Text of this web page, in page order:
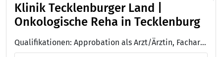
Klinik Tecklenburger Land |
Onkologische Reha in Tecklenburg
Qualifikationen: Approbation als Arzt/Ärztin, Facharzt/Fachärztin für Innere Medizin und Hämatologie und Onkologie, Ernährungsmediziner DAEM/DGEM, DEGEMED Qualitätsmanagement (TÜV Hessen), DIN EN ISO 9001:2015 (TÜV Hessen), RAL Gütezeichen Kompetenz richtig essen